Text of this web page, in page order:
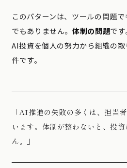
このパターンは、ツールの問題
でもありません。体制の問題です
AI投資を個人の努力から組織の
件です。
「AI推進の失敗の多くは、担当
います。体制が整わないと、投
ん。」